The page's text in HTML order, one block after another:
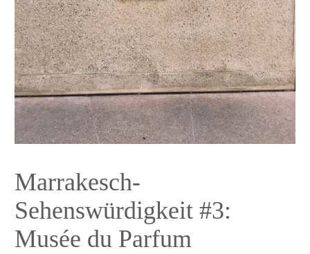
Marrakesch-
Sehenswürdigkeit #3:
Musée du Parfum